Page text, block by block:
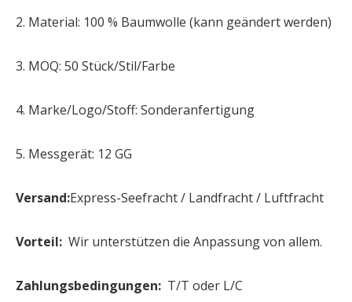
2. Material: 100 % Baumwolle (kann geändert werden)
3. MOQ: 50 Stück/Stil/Farbe
4. Marke/Logo/Stoff: Sonderanfertigung
5. Messgerät: 12 GG
Versand:Express-Seefracht / Landfracht / Luftfracht
Vorteil: Wir unterstützen die Anpassung von allem.
Zahlungsbedingungen: T/T oder L/C